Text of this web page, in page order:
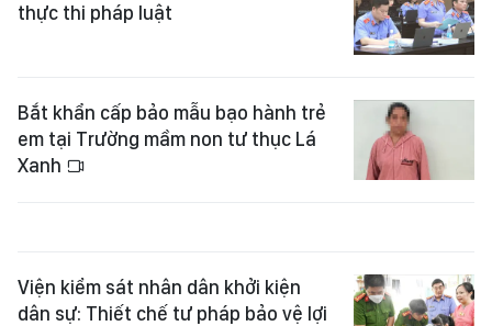
thực thi pháp luật
Bắt khẩn cấp bảo mẫu bạo hành trẻ
em tại Trường mầm non tư thục Lá
Xanh
Viện kiểm sát nhân dân khởi kiện
dân sự: Thiết chế tư pháp bảo vệ lợi